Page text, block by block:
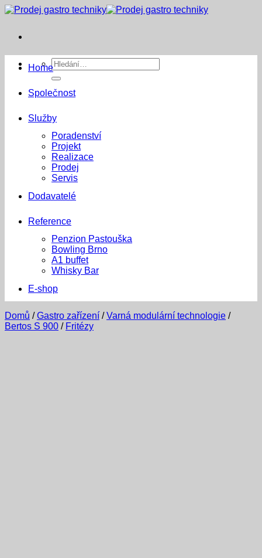
Přeskočit
Hledat:
Home
Společnost
Služby
Poradenství
Projekt
Realizace
Prodej
Servis
Dodavatelé
Reference
Penzion Pastouška
Bowling Brno
A1 buffet
Whisky Bar
E-shop
Domů / Gastro zařízení / Varná modulární technologie /
Bertos S 900 / Fritézy